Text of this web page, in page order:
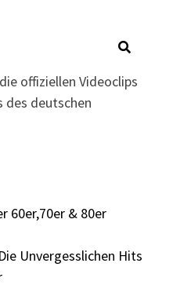
offiziellen Videoclips
des deutschen
60er,70er & 80er
Unvergesslichen Hits